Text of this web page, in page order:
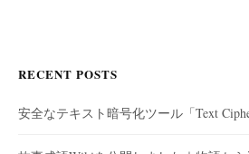
RECENT POSTS
安全なテキスト暗号化ツール「Text